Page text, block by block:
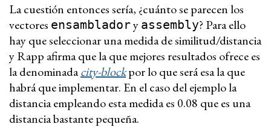
La cuestión entonces sería, ¿cuánto se parecen los
vectores ensambladory assembly? Para ello
hay que seleccionar una medida de similitud/distancia
y Rapp afirma que la que mejores resultados ofrece es
la denominadacity-blockpor lo que será esa la que
habrá que implementar. En el caso del ejemplo la
distancia empleando esta medida es 0.08 que es una
distancia bastante pequeña.